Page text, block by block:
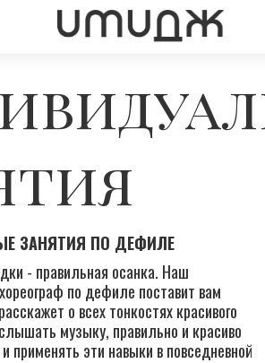
ЗАНЯТИЯ ПО ДЕФИЛЕ
- правильная осанка. Наш
по дефиле поставит вам
о всех тонкостях красивого
музыку, правильно и красиво
применять эти навыки в повседневной